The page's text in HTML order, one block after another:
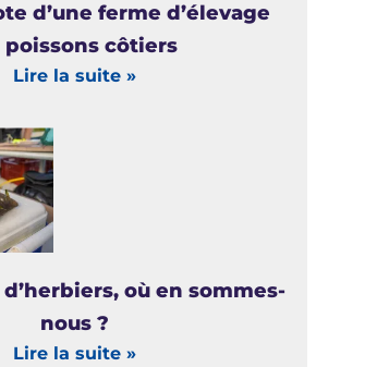
d’une ferme d’élevage
poissons côtiers
Lire la suite »
où en sommes-
nous ?
Lire la suite »